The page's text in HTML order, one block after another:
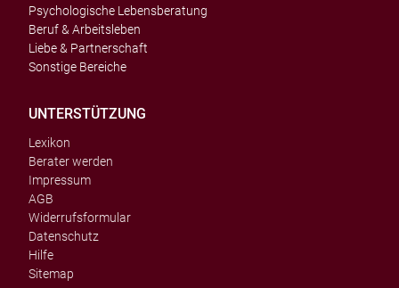
Psychologische Lebensberatung
Beruf & Arbeitsleben
Liebe & Partnerschaft
Sonstige Bereiche
UNTERSTÜTZUNG
Lexikon
Berater werden
Impressum
AGB
Widerrufsformular
Datenschutz
Hilfe
Sitemap